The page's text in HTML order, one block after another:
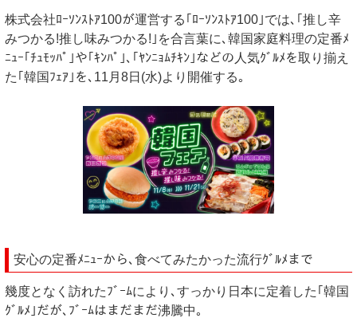
株式会社ﾛｰｿﾝｽﾄｱ100が運営する｢ﾛｰｿﾝｽﾄｱ100｣では､｢推し辛
みつかる!推し味みつかる!｣を合言葉に､韓国家庭料理の定番ﾒ
ﾆｭｰ｢ﾁｭﾓｯﾊﾟ｣や｢ｷﾝﾊﾟ｣､｢ﾔﾝﾆｮﾑﾁｷﾝ｣などの人気ｸﾞﾙﾒを取り揃え
た｢韓国ﾌｪｱ｣を､11月8日(水)より開催する｡
安心の定番ﾒﾆｭｰから､食べてみたかった流行ｸﾞﾙﾒまで
幾度となく訪れたﾌﾞｰﾑにより､すっかり日本に定着した｢韓国
ｸﾞﾙﾒ｣だが､ﾌﾞｰﾑはまだまだ沸騰中｡